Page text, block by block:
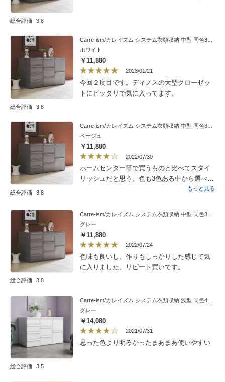
総合評価 3.8
総合評価 3.8
Carre-ism/カレイズム システム衣類収納 中型 同色3個組
ホワイト
￥11,880
2023/01/21
今回２度目です。ディノスの大型クローゼッ
トにピッタリで気に入ってます。
総合評価 3.8
Carre-ism/カレイズム システム衣類収納 中型 同色3個組
ベージュ
￥11,880
2022/07/30
ホームセンター等で買うものと比べてスタイ
リッシュだと思う。色も3色ある中から選べる
のも良い。欠点を強いて言うなら引き出しを
よりはいいことですが…。
もっと見る
総合評価 3.8
Carre-ism/カレイズム システム衣類収納 中型 同色3個組
グレー
￥11,880
2022/07/24
色味も良いし、作りもしっかりした感じで気
に入りました。リピート買いです。
総合評価 3.5
Carre-ism/カレイズム システム衣類収納 浅型 同色4個組
グレー
￥14,080
2021/07/31
思った色より明るかったまあまあ使いやすい